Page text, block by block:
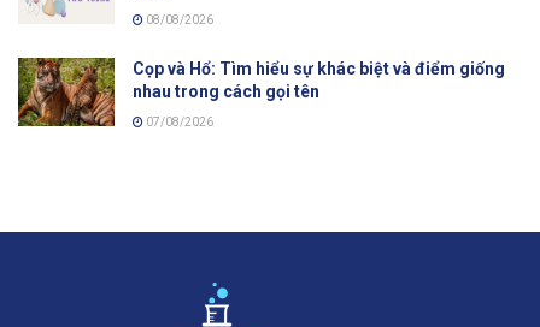
08/08/2026
Cọp và Hổ: Tìm hiểu sự khác biệt và điểm giống
nhau trong cách gọi tên
07/08/2026